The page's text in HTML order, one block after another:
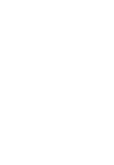
el Real
1338/2018